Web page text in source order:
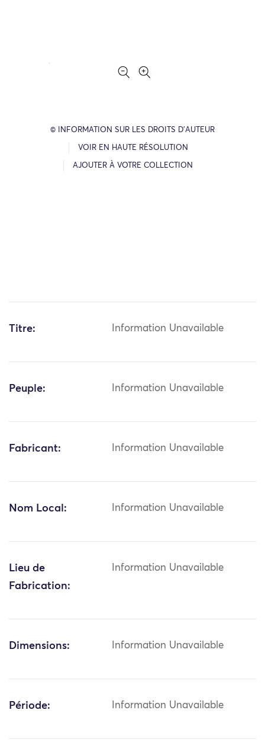
© INFORMATION SUR LES DROITS D’AUTEUR
VOIR EN HAUTE RÉSOLUTION
AJOUTER À VOTRE COLLECTION
Titre: Information Unavailable
Peuple: Information Unavailable
Fabricant: Information Unavailable
Nom Local: Information Unavailable
Lieu de
Fabrication:
Information Unavailable
Dimensions: Information Unavailable
Période: Information Unavailable